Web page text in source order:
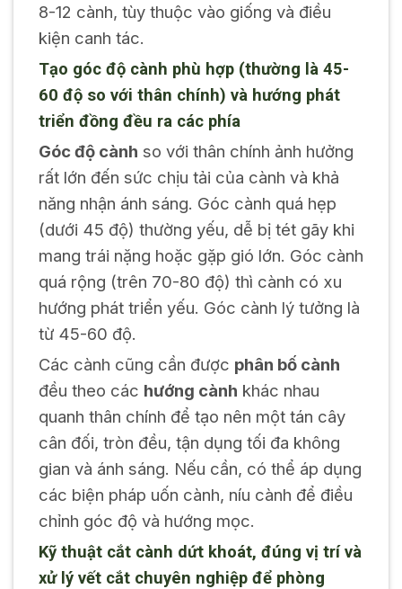
8-12 cành, tùy thuộc vào giống và điều
kiện canh tác.
Tạo góc độ cành phù hợp (thường là 45-
60 độ so với thân chính) và hướng phát
triển đồng đều ra các phía
Góc độ cành so với thân chính ảnh hưởng
rất lớn đến sức chịu tải của cành và khả
năng nhận ánh sáng. Góc cành quá hẹp
(dưới 45 độ) thường yếu, dễ bị tét gãy khi
mang trái nặng hoặc gặp gió lớn. Góc cành
quá rộng (trên 70-80 độ) thì cành có xu
hướng phát triển yếu. Góc cành lý tưởng là
từ 45-60 độ.
Các cành cũng cần được phân bố cành
đều theo các hướng cành khác nhau
quanh thân chính để tạo nên một tán cây
cân đối, tròn đều, tận dụng tối đa không
gian và ánh sáng. Nếu cần, có thể áp dụng
các biện pháp uốn cành, níu cành để điều
chỉnh góc độ và hướng mọc.
Kỹ thuật cắt cành dứt khoát, đúng vị trí và
xử lý vết cắt chuyên nghiệp để phòng